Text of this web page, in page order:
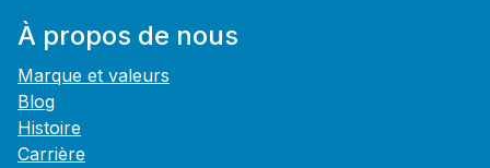
À propos de nous
Marque et valeurs
Blog
Histoire
Carrière